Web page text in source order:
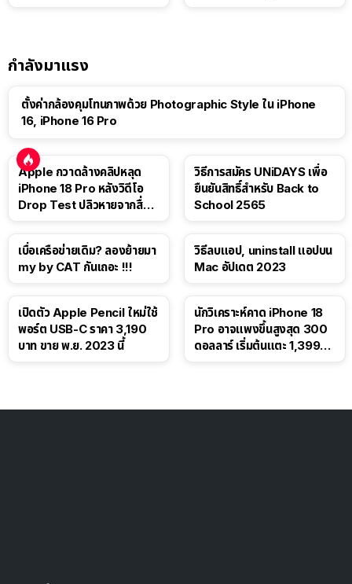
กำลังมาแรง
ตั้งค่ากล้องคุมโทนภาพด้วย Photographic Style ใน iPhone
16, iPhone 16 Pro
Apple กวาดล้างคลิปหลุด
iPhone 18 Pro หลังวิดีโอ
Drop Test ปลิวหายจากสื่อ
วิธีการสมัคร UNiDAYS เพื่อ
ยืนยันสิทธิ์สำหรับ Back to
School 2565
เบื่อเครือข่ายเดิม? ลองย้ายมา
my by CAT กันเถอะ !!!
วิธีลบแอป, uninstall แอปบน
Mac อัปเดต 2023
เปิดตัว Apple Pencil ใหม่ใช้
พอร์ต USB-C ราคา 3,190
บาท ขาย พ.ย. 2023 นี้
นักวิเคราะห์คาด iPhone 18
Pro อาจแพงขึ้นสูงสุด 300
ดอลลาร์ เริ่มต้นแตะ 1,399